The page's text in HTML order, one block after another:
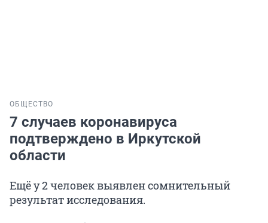
ОБЩЕСТВО
7 случаев коронавируса
подтверждено в Иркутской
области
Ещё у 2 человек выявлен сомнительный
результат исследования.